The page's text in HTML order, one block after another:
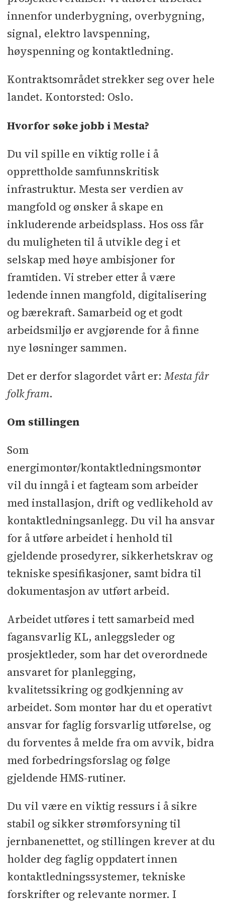
innenfor underbygning, overbygning,
signal, elektro lavspenning,
høyspenning og kontaktledning.
Kontraktsområdet strekker seg over hele
landet. Kontorsted: Oslo.
Hvorfor søke jobb i Mesta?
Du vil spille en viktig rolle i å
opprettholde samfunnskritisk
infrastruktur. Mesta ser verdien av
mangfold og ønsker å skape en
inkluderende arbeidsplass. Hos oss får
du muligheten til å utvikle deg i et
selskap med høye ambisjoner for
framtiden. Vi streber etter å være
ledende innen mangfold, digitalisering
og bærekraft. Samarbeid og et godt
arbeidsmiljø er avgjørende for å finne
nye løsninger sammen.
Det er derfor slagordet vårt er:Mesta får
folk fram.
Om stillingen
Som
energimontør/kontaktledningsmontør
vil du inngå i et fagteam som arbeider
med installasjon, drift og vedlikehold av
kontaktledningsanlegg. Du vil ha ansvar
for å utføre arbeidet i henhold til
gjeldende prosedyrer, sikkerhetskrav og
tekniske spesifikasjoner, samt bidra til
dokumentasjon av utført arbeid.
Arbeidet utføres i tett samarbeid med
fagansvarlig KL, anleggsleder og
prosjektleder, som har det overordnede
ansvaret for planlegging,
kvalitetssikring og godkjenning av
arbeidet. Som montør har du et operativt
ansvar for faglig forsvarlig utførelse, og
du forventes å melde fra om avvik, bidra
med forbedringsforslag og følge
gjeldende HMS-rutiner.
Du vil være en viktig ressurs i å sikre
stabil og sikker strømforsyning til
jernbanenettet, og stillingen krever at du
holder deg faglig oppdatert innen
kontaktledningssystemer, tekniske
forskrifter og relevante normer. I